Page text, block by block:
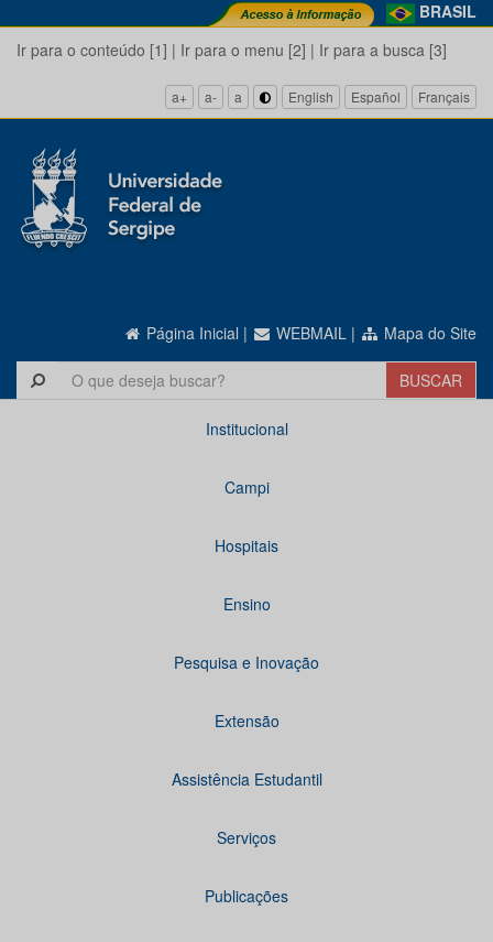
BRASIL
Ir para o conteúdo [1] | Ir para o menu [2] | Ir para a busca [3]
a+ a- a English Español Français
Página Inicial | WEBMAIL | Mapa do Site
Institucional
Campi
Hospitais
Ensino
Pesquisa e Inovação
Extensão
Assistência Estudantil
Serviços
Publicações